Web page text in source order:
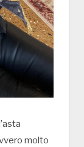
molto